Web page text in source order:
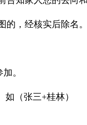
，经核实后除名。
。
如（张三+桂林）